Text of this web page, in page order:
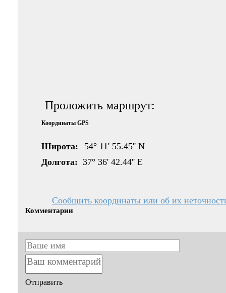
Проложить маршрут:
Координаты GPS
Широта:
54° 11' 55.45'' N
Долгота: 37° 36' 42.44'' E
Сообщить координаты или об их
Комментарии
Отправить